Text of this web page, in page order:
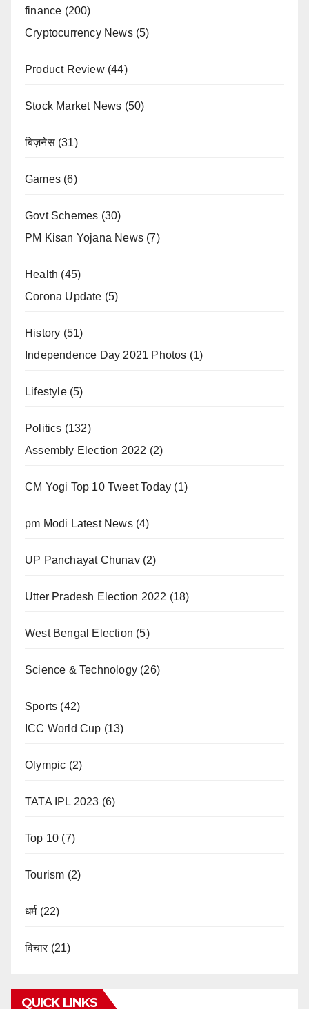
finance (200)
Cryptocurrency News(5)
Product Review(44)
Stock Market News (50)
बिज़नेस(31)
Games (6)
Govt Schemes (30)
PM Kisan Yojana News (7)
Health (45)
Corona Update (5)
History (51)
Independence Day 2021 Photos (1)
Lifestyle(5)
Politics (132)
Assembly Election 2022 (2)
CM Yogi Top 10 Tweet Today (1)
pm Modi Latest News(4)
UP Panchayat Chunav(2)
Utter Pradesh Election 2022 (18)
West Bengal Election (5)
Science & Technology (26)
Sports (42)
ICC World Cup (13)
Olympic (2)
TATA IPL 2023 (6)
Top 10 (7)
Tourism (2)
धर्म(22)
विचार (21)
QUICK LINKS